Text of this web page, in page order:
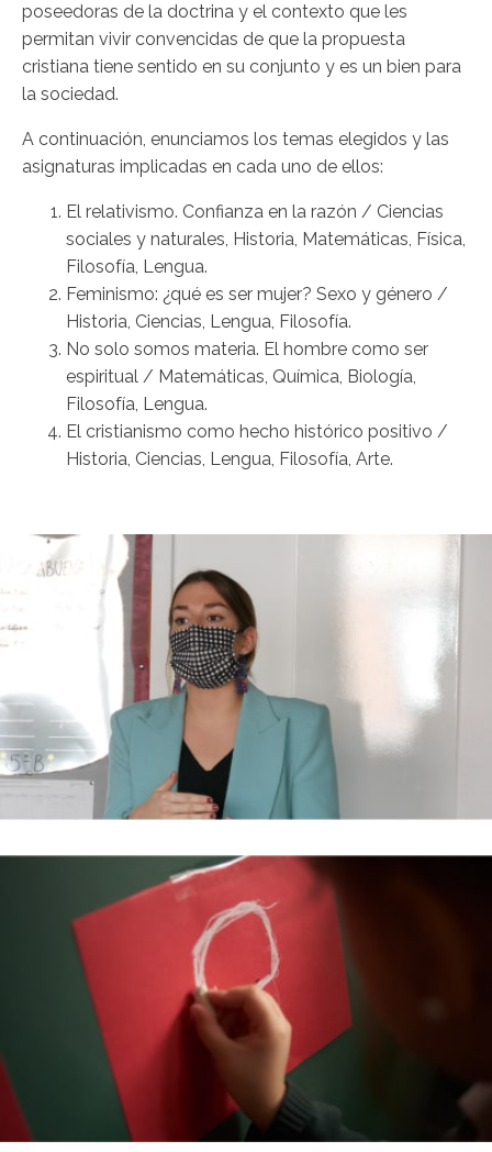
poseedoras de la doctrina y el contexto que les
permitan vivir convencidas de que la propuesta
cristiana tiene sentido en su conjunto y es un bien para
la sociedad.
A continuación, enunciamos los temas elegidos y las
asignaturas implicadas en cada uno de ellos:
El relativismo. Confianza en la razón / Ciencias
sociales y naturales, Historia, Matemáticas, Física,
Filosofía, Lengua.
Feminismo: ¿qué es ser mujer? Sexo y género /
Historia, Ciencias, Lengua, Filosofía.
No solo somos materia. El hombre como ser
espiritual / Matemáticas, Química, Biología,
Filosofía, Lengua.
El cristianismo como hecho histórico positivo /
Historia, Ciencias, Lengua, Filosofía, Arte.